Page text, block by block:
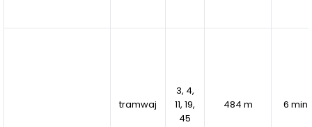
Miejsce stworzone do życia
Piekarska Park to przemyślana przestrzeń, w której
tramwaj
3, 4,
11, 19,
45
484 m 6 min